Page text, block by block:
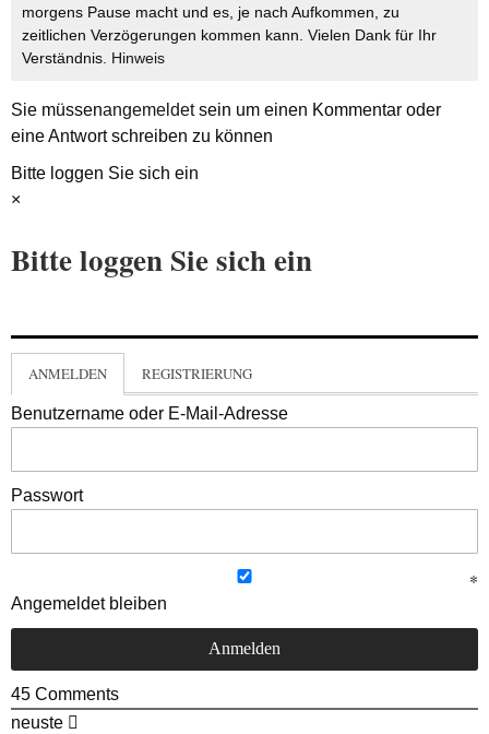
morgens Pause macht und es, je nach Aufkommen, zu
zeitlichen Verzögerungen kommen kann. Vielen Dank für Ihr
Verständnis. Hinweis
Sie müssenangemeldetsein um einen Kommentar oder
eine Antwort schreiben zu können
Bitte loggen Sie sich ein
×
Bitte loggen Sie sich ein
ANMELDEN REGISTRIERUNG
Benutzername oder E-Mail-Adresse
Passwort
Angemeldet bleiben
45 Comments
neuste